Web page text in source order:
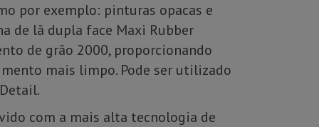
por exemplo: pinturas opacas e
de lã dupla face Maxi Rubber
de grão 2000, proporcionando
mais limpo. Pode ser utilizado
com a mais alta tecnologia de